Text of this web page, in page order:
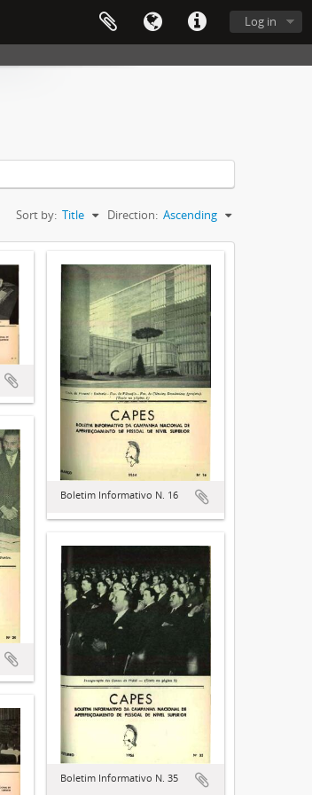
Log in
Sort by: Title Direction: Ascending
Boletim Informativo N. 16
Boletim Informativo N. 35